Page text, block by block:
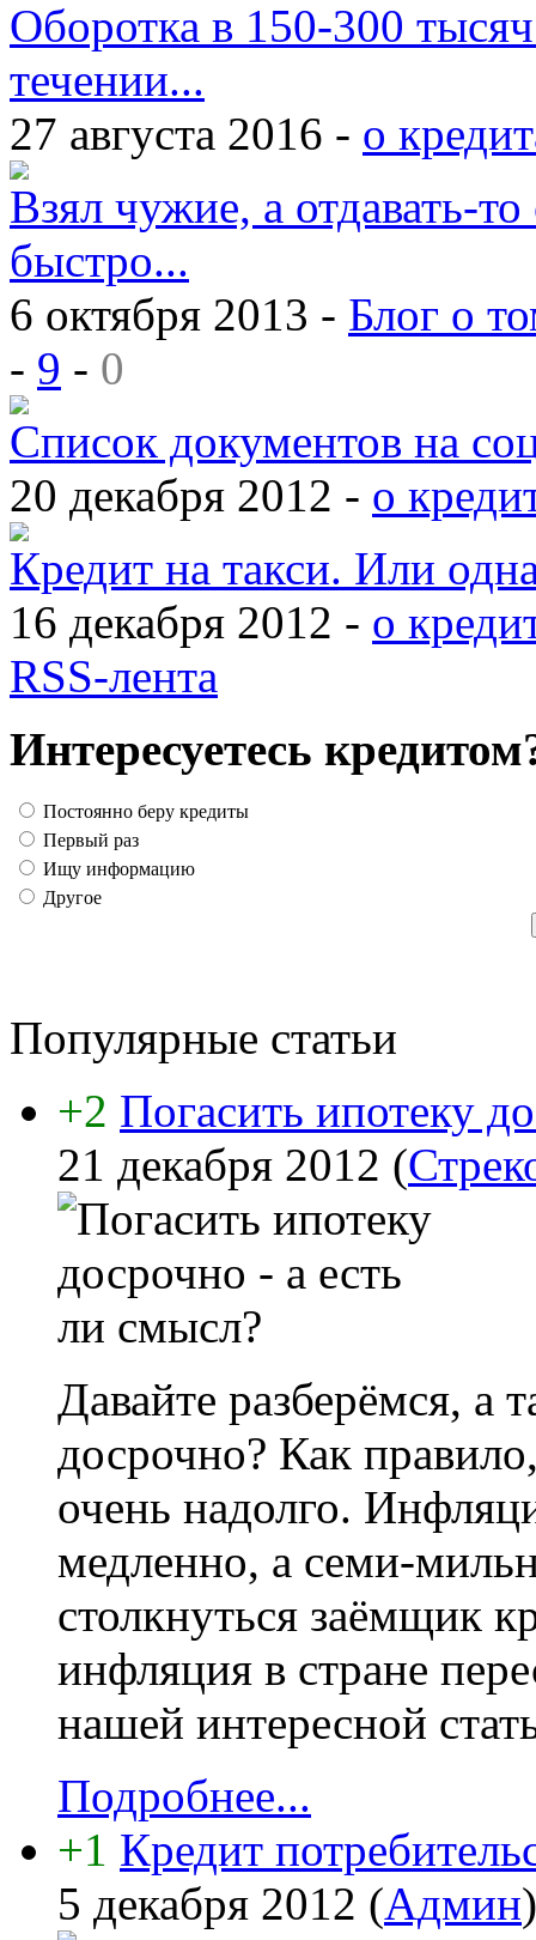
Оборотка в 150-300
течении...
27 августа 2016 - о
Взял чужие, а отдавать-
быстро...
6 октября 2013 - Блог о
- 9 - 0
Список документов на
20 декабря 2012 - о
Кредит на такси. Или
16 декабря 2012 - о
RSS-лента
Интересуетесь
Постоянно беру кредиты
Первый раз
Ищу информацию
Другое
Популярные статьи
+2 Погасить ипотеку
21 декабря 2012 (
Давайте разберёмся, а
досрочно? Как
очень надолго.
медленно, а семи-
столкнуться заёмщик
инфляция в стране
нашей интересной
Подробнее...
+1 Кредит
5 декабря 2012 (Админ)